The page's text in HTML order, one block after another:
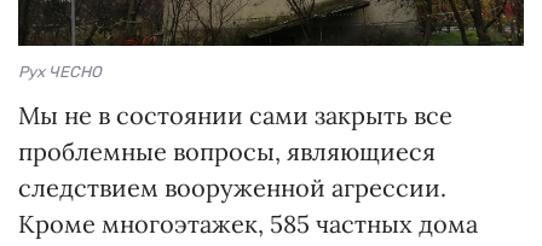
Рух ЧЕСНО
Мы не в состоянии сами закрыть все
проблемные вопросы, являющиеся
следствием вооруженной агрессии.
Кроме многоэтажек, 585 частных дома